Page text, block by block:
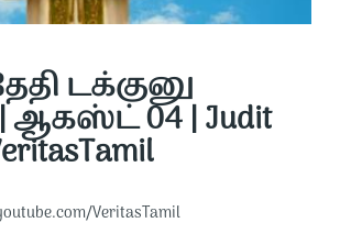
டக்குனு
ஆகஸ்ட் 04 | Judit
VeritasTamil​​